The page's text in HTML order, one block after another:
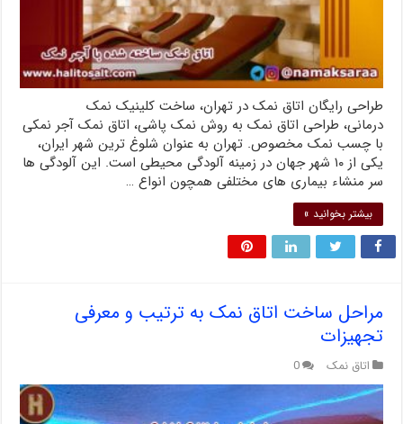
طراحی رایگان اتاق نمک در تهران، ساخت کلینیک نمک
درمانی، طراحی اتاق نمک به روش نمک پاشی، اتاق نمک آجر نمکی
با چسب نمک مخصوص. تهران به عنوان شلوغ ترین شهر ایران،
یکی از ۱۰ شهر جهان در زمینه آلودگی محیطی است. این آلودگی ها
سر منشاء بیماری های مختلفی همچون انواع …
بیشتر بخوانید »
مراحل ساخت اتاق نمک به ترتیب و معرفی
تجهیزات
اتاق نمک 0